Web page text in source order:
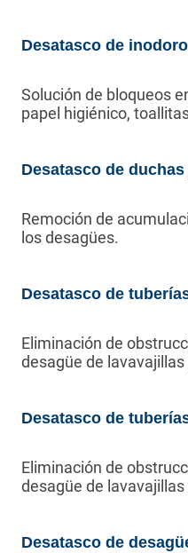
Desatasco de
Solución de bloqueos
papel higiénico,
Desatasco de
Remoción de
los desagües.
Desatasco de
Eliminación de
desagüe de
Desatasco de
Eliminación de
desagüe de
Desatasco de